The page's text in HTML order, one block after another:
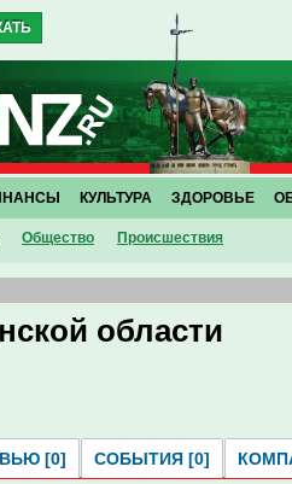
Общество Проиcшествия
КУЛЬТУРА ЗДОРОВЬЕ
области
[0] СОБЫТИЯ [0]